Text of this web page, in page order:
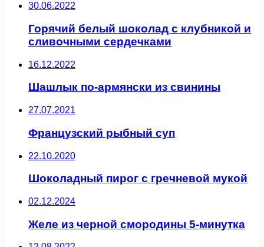
30.06.2022
Горячий белый шоколад с клубникой и
сливочными сердечками
16.12.2022
Шашлык по-армянски из свинины
27.07.2021
Французский рыбный суп
22.10.2020
Шоколадный пирог с гречневой мукой
02.12.2024
Желе из черной смородины 5-минутка